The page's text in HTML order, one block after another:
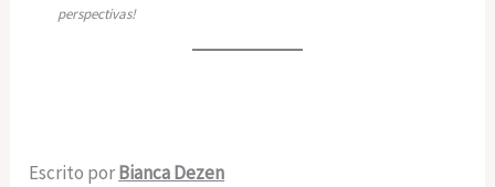
perspectivas!
Escrito porBianca Dezen